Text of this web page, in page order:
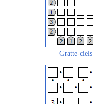
Gratte-ciels